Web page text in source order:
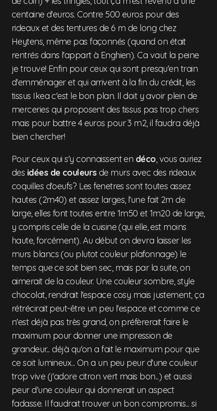
centaine d'euros. Contre 500 euros pour des
rideaux et des tentures de 6 m de long chez
Heytens, même pas façonnés (quand on était
rentrés dans l'appart à Enghien). Ca vaut la peine
je trouve! Enfin pour ceux qui sont presqu'en train
d'emménager et qui arrivent à la fin du crédit, les
tissus Ikea c'est le bon plan. Il doit y avoir plein de
merceries qui proposent des tissus pas trop chers
mais pour battre 4 euros pour 3 m2, il faudra déjà
bien chercher!
Pour ceux qui s'y connaissent en déco, vous auriez
des idées de couleurs de murs avec des rideaux
coquilles d'oeufs? Les fenetres sont toutes assez
hautes (2m40) et assez larges, l'une fait 2m de
large, elles font toutes entre 1m50 et 1m20 de large,
y compris celle de la cuisine (qui elle, est moins
haute, forcément). Au début on devra laisser les
murs blancs (ou plutot couleur plafonnage) le
temps que ce soit bien sec, mais par la suite, on
aimerait de la couleur. Une couleur sombre, style
chocolat, rendrait l'espace cosy mais justement, ça
rétrécirait peut-être un peu l'espace et comme ce
n'est déjà pas très grand, on préfèrerait faire le
maximum pour donner une impression de
grandeur... déjà qu'on a fait le maximum pour que
ce soit lumineux... On a un peu peur d'une couleur
trop vive (j'adore citron vert mais bon...) et aussi
peur d'une couleur qui donnerait un aspect
fadasse. Il faudrait trouver un bon compromis... si